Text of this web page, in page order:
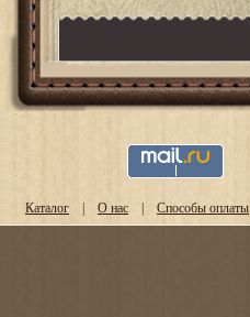
Каталог | О нас | Способы оплаты